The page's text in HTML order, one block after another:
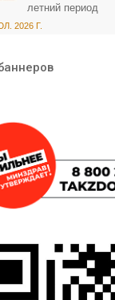
летний период
2026 Г.